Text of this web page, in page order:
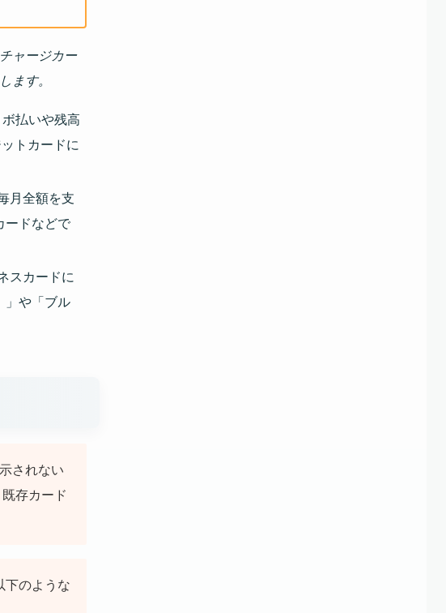
ャージカー
ます。
払いや残高
トカードに
月全額を支
ードなどで
スカードに
」や「ブル
されない
存カード
下のような